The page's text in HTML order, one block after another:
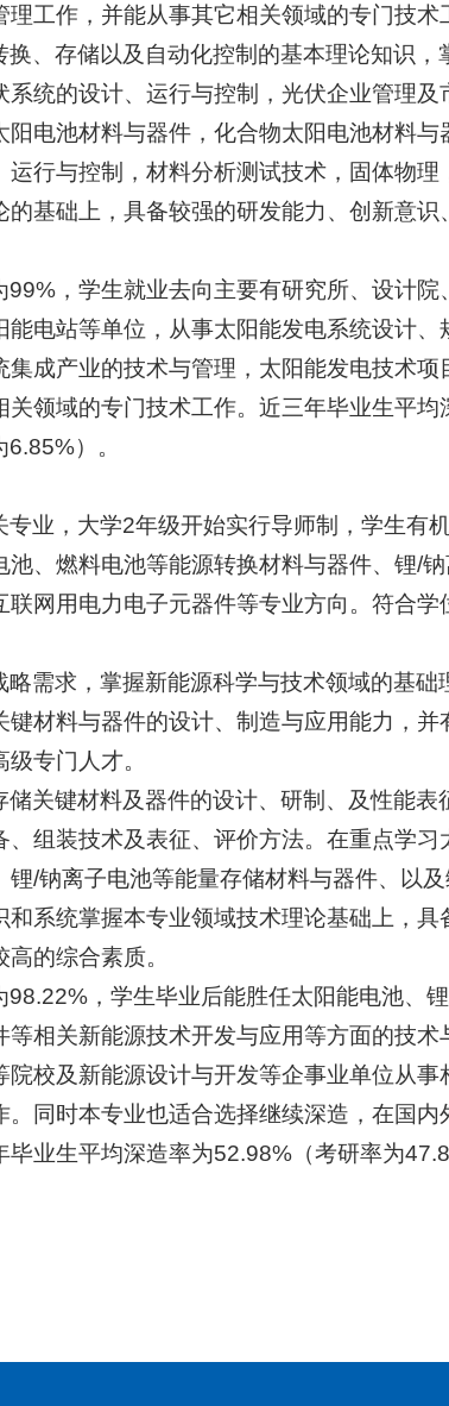
工作，并能从事其它相关领域的专门技术
、存储以及自动化控制的基本理论知识，
统的设计、运行与控制，光伏企业管理及
电池材料与器件，化合物太阳电池材料与
行与控制，材料分析测试技术，固体物理
基础上，具备较强的研发能力、创新意识
，学生就业去向主要有研究所、设计院
电站等单位，从事太阳能发电系统设计、
成产业的技术与管理，太阳能发电技术项
领域的专门技术工作。近三年毕业生平均
）。
业，大学2年级开始实行导师制，学生有
、燃料电池等能源转换材料与器件、锂/
网用电力电子元器件等专业方向。符合学
需求，掌握新能源科学与技术领域的基础
材料与器件的设计、制造与应用能力，并
专门人才。
关键材料及器件的设计、研制、及性能表
组装技术及表征、评价方法。在重点学习
/钠离子电池等能量存储材料与器件、以
系统掌握本专业领域技术理论基础上，具
的综合素质。
，学生毕业后能胜任太阳能电池、
相关新能源技术开发与应用等方面的技术
校及新能源设计与开发等企事业单位从事
同时本专业也适合选择继续深造，在国内
业生平均深造率为52.98%（考研率为